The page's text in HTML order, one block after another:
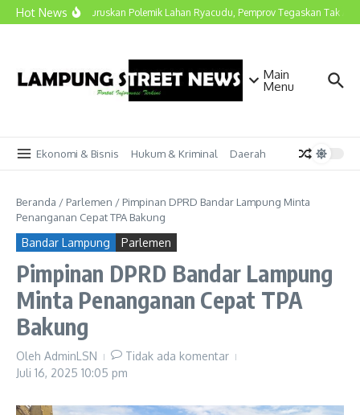
Lewati ke konten
Hot NewsMarindo Luruskan Polemik Lahan Ryacudu, Pemprov Tegaskan Tak Ada
Main
Menu
Ekonomi & Bisnis Hukum & Kriminal Daerah
Beranda / Parlemen / Pimpinan DPRD Bandar Lampung Minta
Penanganan Cepat TPA Bakung
Bandar Lampung Parlemen
Pimpinan DPRD Bandar Lampung
Minta Penanganan Cepat TPA
Bakung
Oleh AdminLSN
Tidak ada komentar
Juli 16, 2025 10:05 pm